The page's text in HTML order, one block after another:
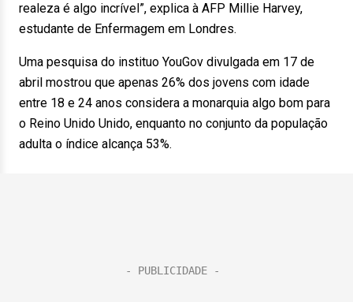
realeza é algo incrível”, explica à AFP Millie Harvey,
estudante de Enfermagem em Londres.
Uma pesquisa do instituo YouGov divulgada em 17 de
abril mostrou que apenas 26% dos jovens com idade
entre 18 e 24 anos considera a monarquia algo bom para
o Reino Unido Unido, enquanto no conjunto da população
adulta o índice alcança 53%.